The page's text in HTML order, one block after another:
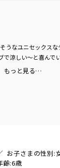
うなユニセックス
で涼しい〜と喜んで
もっと見る…
お子さまの性別:
齢:6歳